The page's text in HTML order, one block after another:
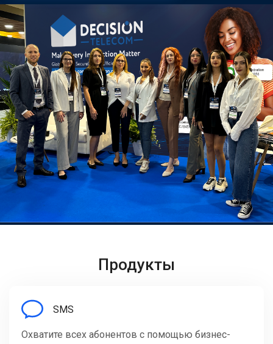
Продукты
SMS
Охватите всех абонентов с помощью бизнес-